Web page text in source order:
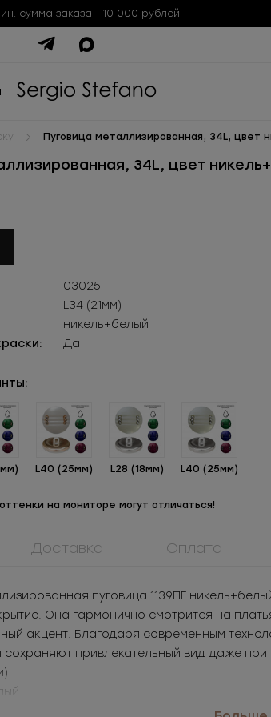
сумма заказа - 10 000 рублей
Пуговица металлизированная, 34L, цвет
0084ПП
Пуговица
пластиковая
13.02 РУБ за шт.
908КМ
Крючок металл
нижнего
3.05 РУБза
34L, цвет
03025
L34 (21мм)
никель+белый
Да
L40 (25мм) L28 (18мм) L40 (25мм)
на мониторе могут отличаться!
Доставка Оплата
пуговица 1139ПГ
Она гармонично смотрится на
акцент. Благодаря современным
привлекательный вид даже при
жакеты, универсальная одежда